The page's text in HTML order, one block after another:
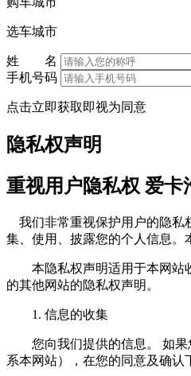
选车城市
姓 名
手机号码
点击立即获取即视为同意
隐私权声明
重视用户隐私权 爱卡
我们非常重视保护用户的隐私
集、使用、披露您的个人信息。
本隐私权声明适用于本网站收
的其他网站的隐私权声明。
1. 信息的收集
您向我们提供的信息。 如果
系本网站），在您的同意及确认